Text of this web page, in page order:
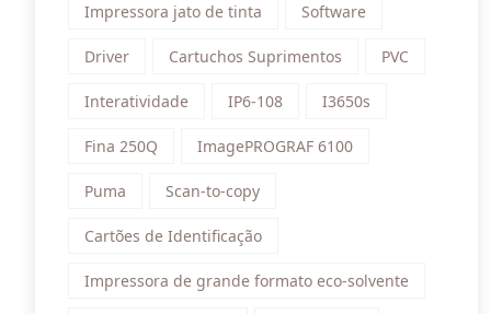
Impressora jato de tinta Software
Driver Cartuchos Suprimentos PVC
Interatividade IP6-108 I3650s
Fina 250Q ImagePROGRAF 6100
Puma Scan-to-copy
Cartões de Identificação
Impressora de grande formato eco-solvente